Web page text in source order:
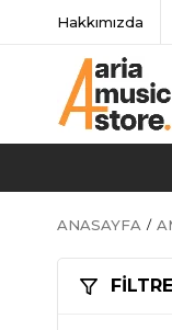
Hakkımızda
ANASAYFA